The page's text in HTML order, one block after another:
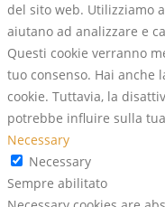
del sito web. Utilizziamo
aiutano ad analizzare e
Questi cookie verranno
tuo consenso. Hai anche
cookie. Tuttavia, la
potrebbe influire sulla
Necessary
Necessary
Sempre abilitato